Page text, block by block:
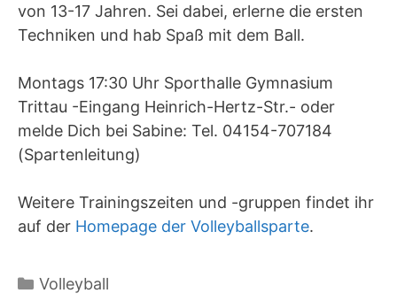
von 13-17 Jahren. Sei dabei, erlerne die ersten
Techniken und hab Spaß mit dem Ball.
Montags 17:30 Uhr Sporthalle Gymnasium
Trittau -Eingang Heinrich-Hertz-Str.- oder
melde Dich bei Sabine: Tel. 04154-707184
(Spartenleitung)
Weitere Trainingszeiten und -gruppen findet ihr
auf der Homepage der Volleyballsparte.
Kategorien
Volleyball